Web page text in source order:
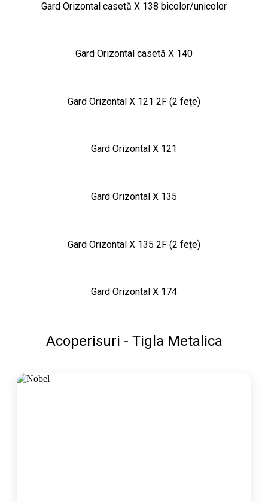
Gard Orizontal casetă X 138 bicolor/unicolor
Gard Orizontal casetă X 140
Gard Orizontal X 121 2F (2 fețe)
Gard Orizontal X 121
Gard Orizontal X 135
Gard Orizontal X 135 2F (2 fețe)
Gard Orizontal X 174
Acoperisuri - Tigla Metalica